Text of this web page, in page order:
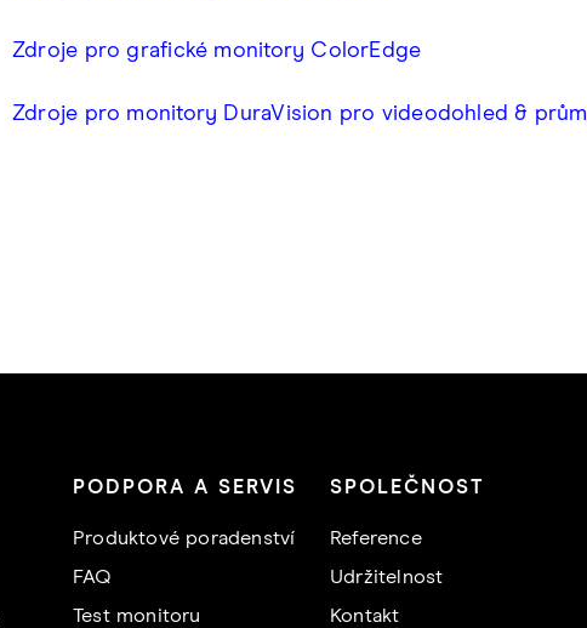
Zdroje pro grafické monitory ColorEdge
Zdroje pro monitory DuraVision pro videodohled &
PODPORA A SERVIS
Produktové poradenství
FAQ
Test monitoru
SPOLEČNOST
Reference
Udržitelnost
Kontakt